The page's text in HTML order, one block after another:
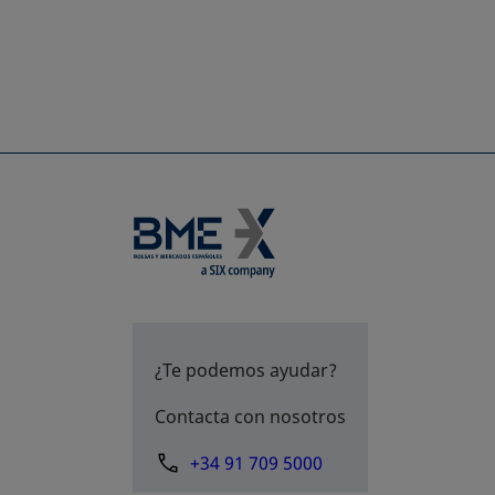
¿Te podemos ayudar?
Contacta con nosotros
+34 91 709 5000